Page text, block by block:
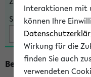
Suche:
Beginn um 16 Uhr
Interaktionen mit
können Ihre
Wirkung für die
finden Sie auch
verwendeten